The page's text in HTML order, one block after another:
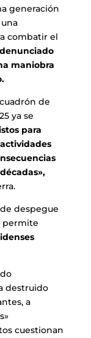
generación
combatir el
maniobra
de
ya se
para
despegue
permite
destruido
a
cuestionan